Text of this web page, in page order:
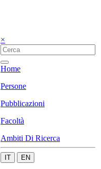
×
Home
Persone
Pubblicazioni
Facoltà
Ambiti Di Ricerca
IT EN